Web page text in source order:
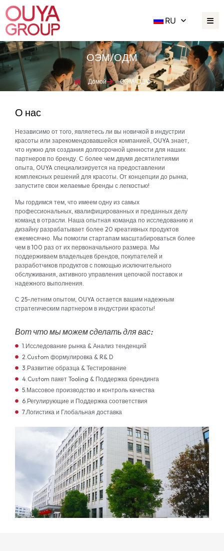
RU
ОЭМ/ОДМ
Домой ОЭМ/ОДМ
О нас
Независимо от того, являетесь ли вы новичкой в индустрии
красоты или зарекомендовавшейся компанией, OUYA знает,
что нужно для создания долгосрочной ценности для наших
партнеров по бренду. С более чем двумя десятилетиями
опыта, OUYA специализируется на предоставлении
комплексных решений для красоты. От концепции до рынка,
запустите свои желаемые бренды с легкостью!
Мы гордимся тем, что имеем одну из самых
профессиональных, квалифицированных и преданных делу
команд в отрасли. Наша опытная команда по исследованию и
дизайну разрабатывает более 20 креативных продуктов
ежемесячно. Мы помогли стартапам масштабироваться более
чем в 100 раз от их первоначального размера. Мы
поддерживаем владельцев брендов, покупателей и
разработчиков продуктов с помощью исключительного
обслуживания, активного управления цепочкой поставок и
надежного выполнения.
С 25-летним опытом, OUYA остается вашим надежным
стратегическим партнером в индустрии красоты!
Вот что мы можем сделать для вас:
1.Исследование рынка & Анализ тенденций
2.Custom формулировка & R& D
3.Развитие образца & Тестирование
4.Custom пакет Tooling & Поддержка брендинга
5.Массовое производство и контроль качества
6.Регулирующие и Поддержка соответствия
7.Логистика и Глобальная доставка